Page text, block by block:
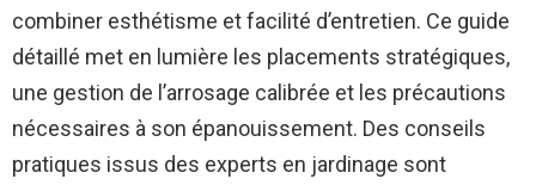
combiner esthétisme et facilité d’entretien. Ce guide
détaillé met en lumière les placements stratégiques,
une gestion de l’arrosage calibrée et les précautions
nécessaires à son épanouissement. Des conseils
pratiques issus des experts en jardinage sont